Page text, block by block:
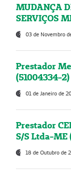
MUDANÇA
SERVIÇOS
03 de Novembro
Prestador
(51004334-2)
01 de Janeiro de
Prestador
S/S Ltda-ME
18 de Outubro de